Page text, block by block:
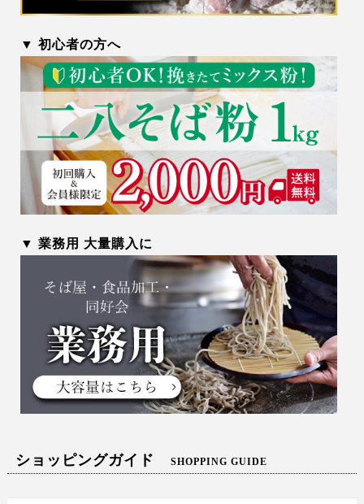
▼ 初心者の方へ
▼ 業務用 大量購入に
ショッピングガイド SHOPPING GUIDE